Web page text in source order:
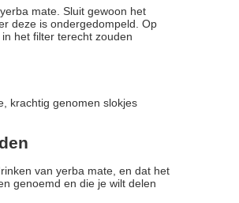
mate. Sluit gewoon het
deze is ondergedompeld. Op
het filter terecht zouden
krachtig genomen slokjes
van yerba mate, en dat het
genoemd en die je wilt delen